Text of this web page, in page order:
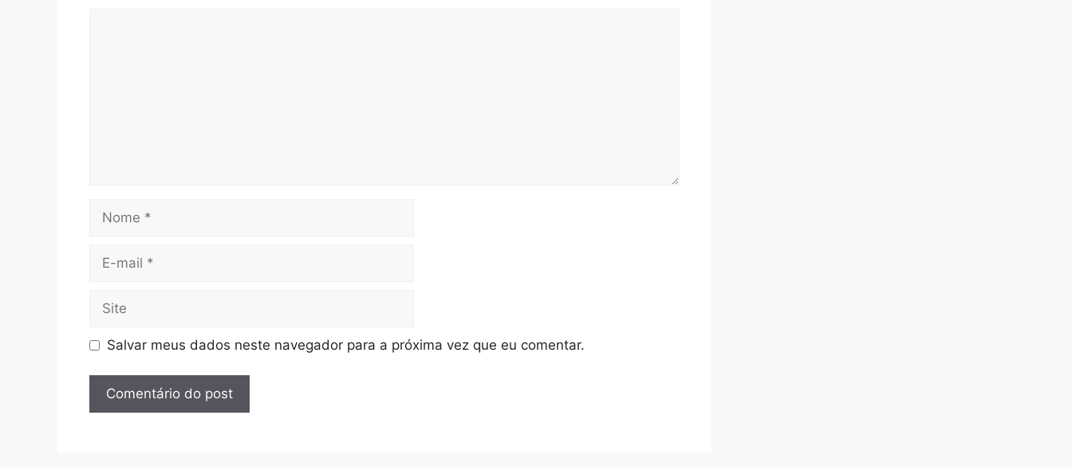
mail
Salvar meus dados neste navegador para a próxima vez que eu comentar.